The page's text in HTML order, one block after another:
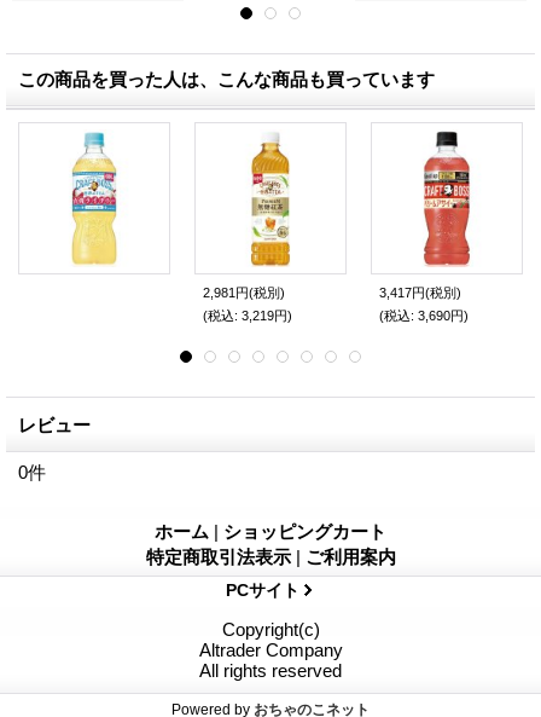
この商品を買った人は、こんな商品も買っています
2,981円(税別)
(税込: 3,219円)
3,417円(税別)
(税込: 3,690円)
レビュー
0件
ホーム | ショッピングカート
特定商取引法表示 | ご利用案内
PCサイト
Copyright(c)
Altrader Company
All rights reserved
Powered by おちゃのこネット